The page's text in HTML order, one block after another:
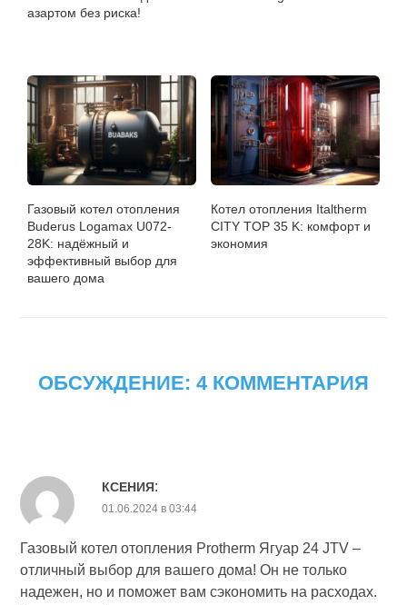
азартом без риска!
Газовый котел отопления
Buderus Logamax U072-
28K: надёжный и
эффективный выбор для
вашего дома
Котел отопления Italtherm
CITY TOP 35 K: комфорт и
экономия
ОБСУЖДЕНИЕ: 4 КОММЕНТАРИЯ
КСЕНИЯ:
01.06.2024 в 03:44
Газовый котел отопления Protherm Ягуар 24 JTV –
отличный выбор для вашего дома! Он не только
надежен, но и поможет вам сэкономить на расходах.